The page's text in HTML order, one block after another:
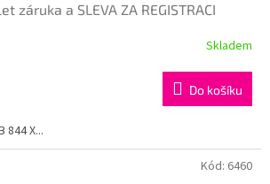
R
M
A
záruka a SLEVA ZA REGISTRACI
Skladem
Do košíku
X...
Kód: 6460